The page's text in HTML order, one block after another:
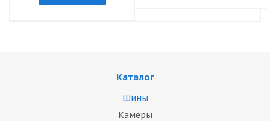
Каталог
Шины
Камеры